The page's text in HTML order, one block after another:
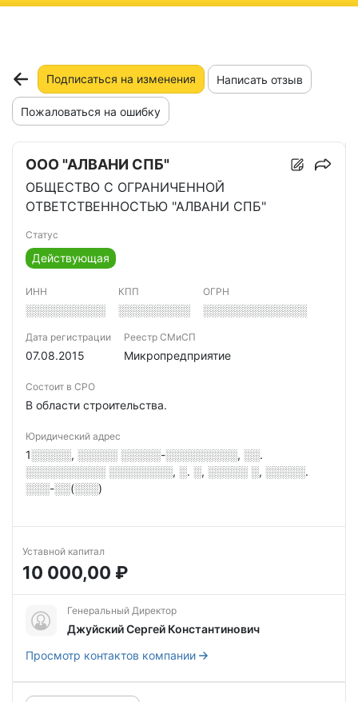
Подписаться на изменения Написать отзыв
Пожаловаться на ошибку
ООО "АЛВАНИ СПБ"
ОБЩЕСТВО С ОГРАНИЧЕННОЙ
ОТВЕТСТВЕННОСТЬЮ "АЛВАНИ СПБ"
Статус
Действующая
ИНН
░░░░░░░░░░
КПП
░░░░░░░░░
ОГРН
░░░░░░░░░░░░░
Дата регистрации
07.08.2015
Реестр СМиСП
Микропредприятие
Состоит в СРО
В области строительства.
Юридический адрес
1░░░░░, ░░░░░ ░░░░░-░░░░░░░░░, ░░.
░░░░░░░░░░ ░░░░░░░░, ░. ░, ░░░░░ ░, ░░░░░.
░░░-░░(░░░)
Уставной капитал
10 000,00 ₽
Генеральный Директор
Джуйский Сергей Константинович
Просмотр контактов компании